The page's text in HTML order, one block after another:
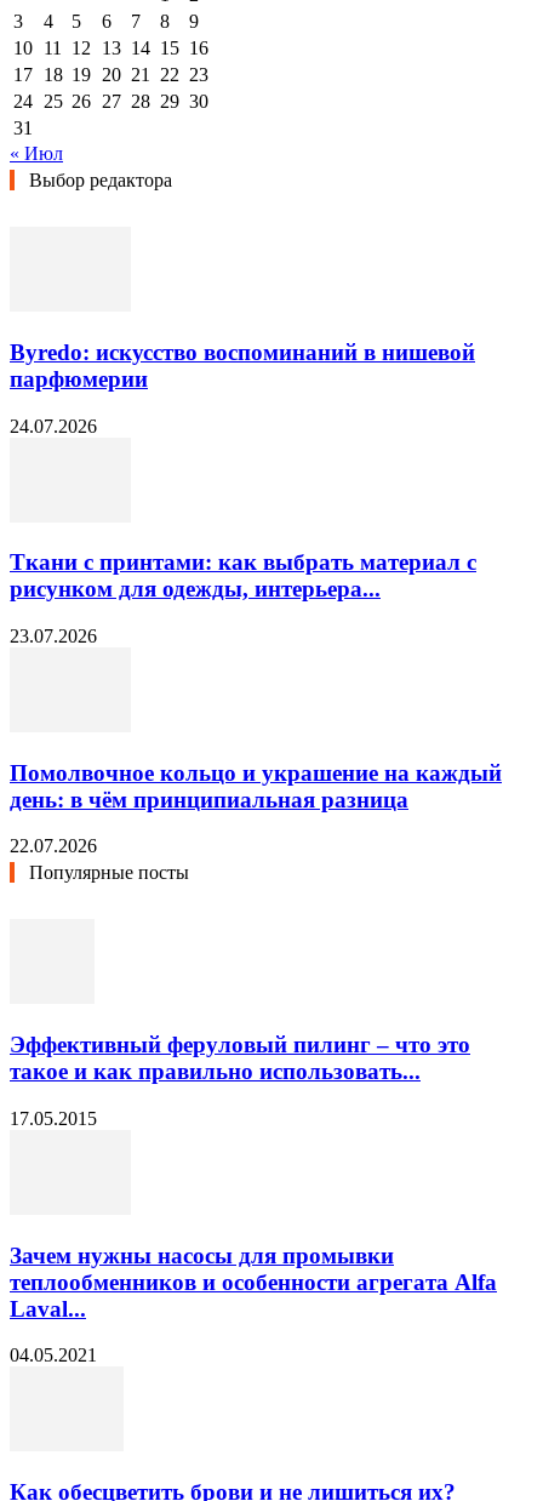
3
4 5 6 7 8
9
10 11 12 13 14 15 16
17 18 19 20 21 22 23
24 25 26 27 28 29 30
31
« Июл
Выбор редактора
Byredo: искусство воспоминаний в нишевой
парфюмерии
24.07.2026
Ткани с принтами: как выбрать материал с
рисунком для одежды, интерьера...
23.07.2026
Помолвочное кольцо и украшение на каждый
день: в чём принципиальная разница
22.07.2026
Популярные посты
Эффективный феруловый пилинг – что это
такое и как правильно использовать...
17.05.2015
Зачем нужны насосы для промывки
теплообменников и особенности агрегата Alfa
Laval...
04.05.2021
Как обесцветить брови и не лишиться их?